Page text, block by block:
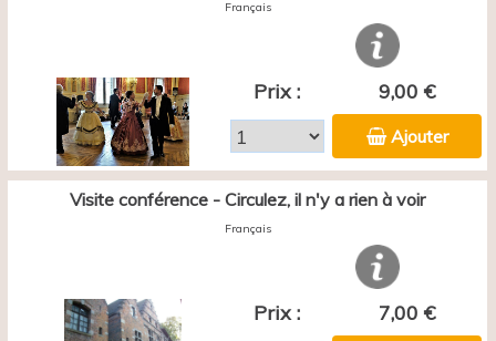
Français
Prix : 9,00 €
Ajouter
Visite conférence - Circulez, il n'y a rien à voir
Français
Prix : 7,00 €